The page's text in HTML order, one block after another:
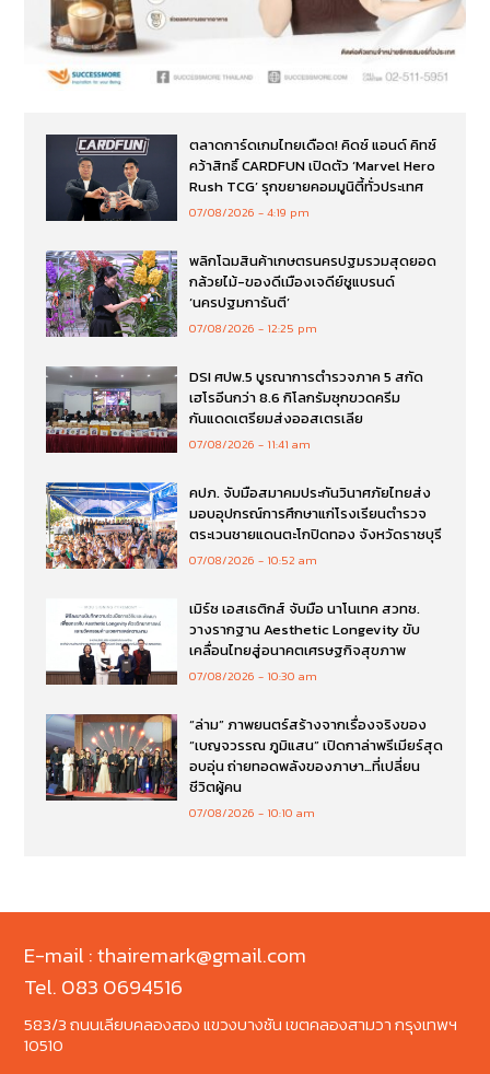
ตลาดการ์ดเกมไทยเดือด! คิดซ์ แอนด์ คิทซ์
คว้าสิทธิ์ CARDFUN เปิดตัว ‘Marvel Hero
Rush TCG’ รุกขยายคอมมูนิตี้ทั่วประเทศ
07/08/2026 4:19 pm
พลิกโฉมสินค้าเกษตรนครปฐมรวมสุดยอด
กล้วยไม้-ของดีเมืองเจดีย์ชูแบรนด์
‘นครปฐมการันตี’
07/08/2026 12:25 pm
DSI ศปพ.5 บูรณาการตำรวจภาค 5 สกัด
เฮโรอีนกว่า 8.6 กิโลกรัมซุกขวดครีม
กันแดดเตรียมส่งออสเตรเลีย
07/08/2026 11:41 am
คปภ. จับมือสมาคมประกันวินาศภัยไทยส่ง
มอบอุปกรณ์การศึกษาแก่โรงเรียนตำรวจ
ตระเวนชายแดนตะโกปิดทอง จังหวัดราชบุรี
07/08/2026 10:52 am
เมิร์ซ เอสเธติกส์ จับมือ นาโนเทค สวทช.
วางรากฐาน Aesthetic Longevity ขับ
เคลื่อนไทยสู่อนาคตเศรษฐกิจสุขภาพ
07/08/2026 10:30 am
“ล่าม” ภาพยนตร์สร้างจากเรื่องจริงของ
“เบญจวรรณ ภูมิแสน” เปิดกาล่าพรีเมียร์สุด
อบอุ่น ถ่ายทอดพลังของภาษา…ที่เปลี่ยน
ชีวิตผู้คน
07/08/2026 10:10 am
E-mail : thairemark@gmail.com
Tel. 083 0694516
583/3 ถนนเลียบคลองสอง แขวงบางชัน เขตคลองสามวา กรุงเทพฯ
10510